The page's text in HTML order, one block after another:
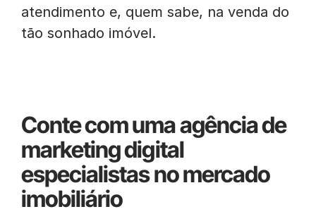
atendimento e, quem sabe, na venda do
tão sonhado imóvel.
Conte com uma agência de
marketing digital
especialistas no mercado
imobiliário